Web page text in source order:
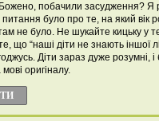
побачили засудження? Я
питання було про те, на який вік
не було. Не шукайте кицьку у
що “наші діти не знають іншої
Діти зараз дуже розумні, і
оригіналу.